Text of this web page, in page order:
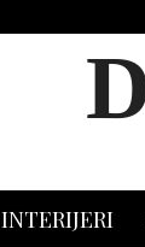
INTERIJERI